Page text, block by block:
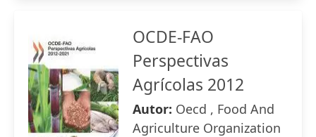
OCDE-FAO
Perspectivas
Agrícolas 2012
Autor: Oecd , Food And
Agriculture Organization